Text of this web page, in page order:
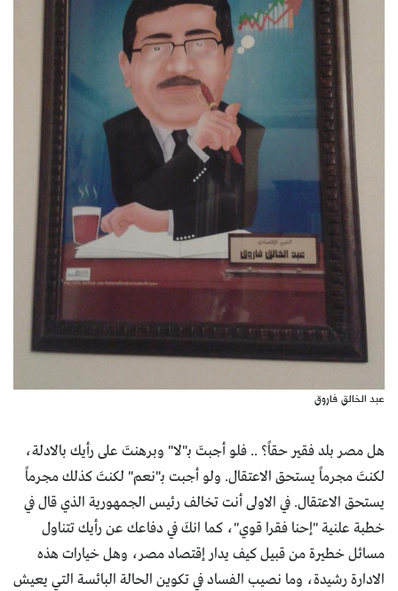
عبد الخالق فاروق
هل مصر بلد فقير حقاً؟ .. فلو أجبتَ بـ"لا" وبرهنتَ على رأيك بالادلة،
لكنتَ مجرماً يستحق الاعتقال. ولو أجبت بـ"نعم" لكنتَ كذلك مجرماً
يستحق الاعتقال. في الاولى أنت تخالف رئيس الجمهورية الذي قال في
خطبة علنية "إحنا فقرا قوي"، كما انكَ في دفاعك عن رأيك تتناول
مسائل خطيرة من قبيل كيف يدار إقتصاد مصر، وهل خيارات هذه
الادارة رشيدة، وما نصيب الفساد في تكوين الحالة البائسة التي يعيش